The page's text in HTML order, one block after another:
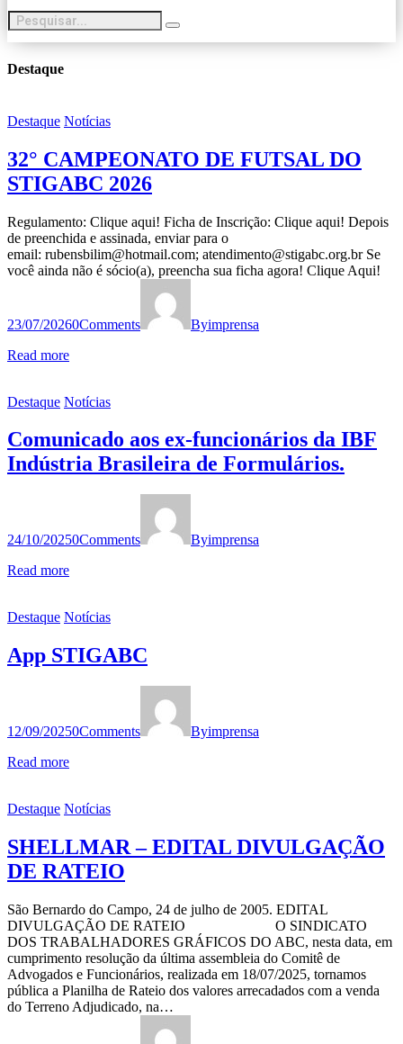
Destaque
Destaque Notícias
32° CAMPEONATO DE FUTSAL DO
STIGABC 2026
Regulamento: Clique aqui! Ficha de Inscrição: Clique aqui! Depois
de preenchida e assinada, enviar para o
email: rubensbilim@hotmail.com; atendimento@stigabc.org.br Se
você ainda não é sócio(a), preencha sua ficha agora! Clique Aqui!
23/07/20260Comments Byimprensa
Read more
Destaque Notícias
Comunicado aos ex-funcionários da IBF
Indústria Brasileira de Formulários.
24/10/20250Comments Byimprensa
Read more
Destaque Notícias
App STIGABC
12/09/20250Comments Byimprensa
Read more
Destaque Notícias
SHELLMAR – EDITAL DIVULGAÇÃO
DE RATEIO
São Bernardo do Campo, 24 de julho de 2005. EDITAL
DIVULGAÇÃO DE RATEIO O SINDICATO
DOS TRABALHADORES GRÁFICOS DO ABC, nesta data, em
cumprimento resolução da última assembleia do Comitê de
Advogados e Funcionários, realizada em 18/07/2025, tornamos
pública a Planilha de Rateio dos valores arrecadados com a venda
do Terreno Adjudicado, na…